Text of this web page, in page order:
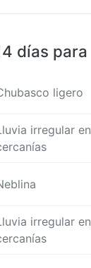
días para
ligero
irregular
irregular